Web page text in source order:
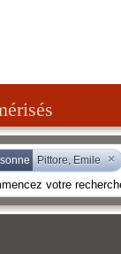
Pittore, Emile ×